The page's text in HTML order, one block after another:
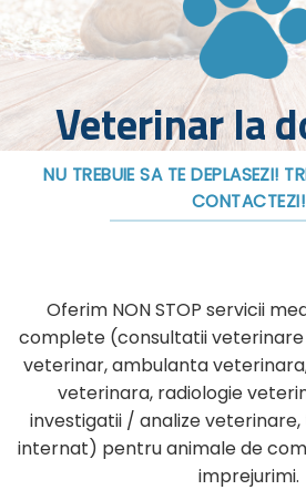
Veterinar la
NU TREBUIE SA TE DEPLASEZI!
CONTACTEZI!
Oferim NON STOP servicii
complete (consultatii veterinare
veterinar, ambulanta
veterinara, radiologie
investigatii / analize
internat) pentru animale de
imprejurimi.